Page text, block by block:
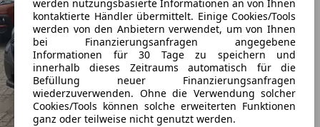
werden nutzungsbasierte Informationen an von Ihnen
kontaktierte Händler übermittelt. Einige Cookies/Tools
werden von den Anbietern verwendet, um von Ihnen
bei Finanzierungsanfragen angegebene
Informationen für 30 Tage zu speichern und
innerhalb dieses Zeitraums automatisch für die
Befüllung neuer Finanzierungsanfragen
wiederzuverwenden. Ohne die Verwendung solcher
Cookies/Tools können solche erweiterten Funktionen
ganz oder teilweise nicht genutzt werden.